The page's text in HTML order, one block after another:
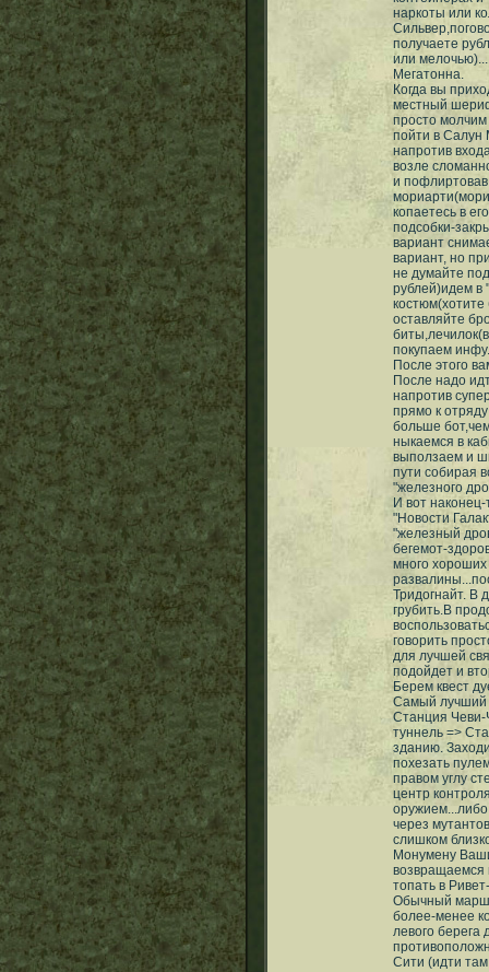
наркоты или
получаете
или мелочью)...
Мегатонна.
Когда вы
местный
просто
пойти в Салун
напротив
возле
и пофлиртовав
копаетесь в
подсобки-
вариант
вариант, но
не думайте
рублей)идем в
оставляйте
покупаем
После этого
После надо
напротив
прямо к
больше
ныкаемся в
выползаем и
пути собирая
"железного
И вот
"Новости
"железный
бегемот-
много
Тридогнайт. В
грубить.В
говорить
для лучшей
подойдет и
Берем квест
Самый лучший
Станция Чеви-
туннель =>
зданию.
похезать
правом углу
центр
через
слишком
Монумену
возвращаемся
топать в
Обычный
более-менее
левого
Сити (идти